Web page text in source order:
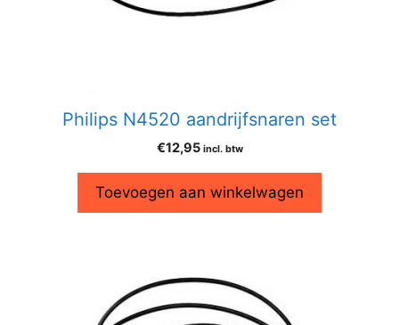
Philips N4520 aandrijfsnaren set
€12,95 incl. btw
Toevoegen aan winkelwagen